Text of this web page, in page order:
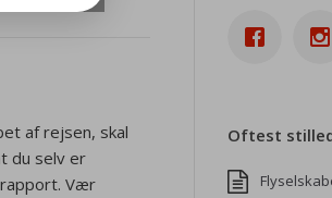
af rejsen, skal
du selv er
Vær
Oftest